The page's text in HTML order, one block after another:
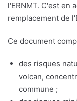
l'ERNMT. C'est en
remplacement de
Ce document
des risques
volcan,
commune ;